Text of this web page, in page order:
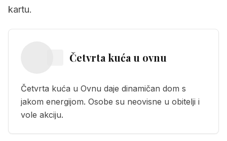
kartu.
Četvrta kuća u ovnu
Četvrta kuća u Ovnu daje dinamičan dom s
jakom energijom. Osobe su neovisne u obitelji i
vole akciju.